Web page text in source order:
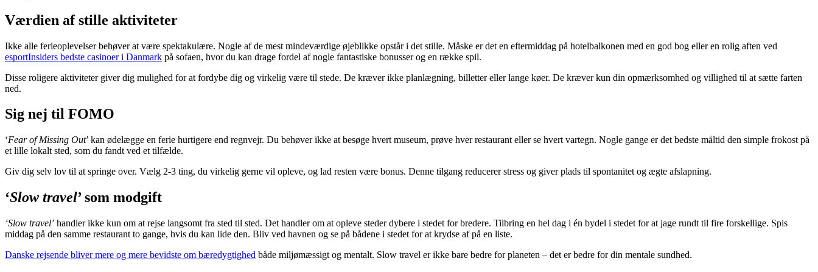
Værdien af stille aktiviteter
Ikke alle ferieoplevelser behøver at være spektakulære. Nogle af de mest mindeværdige øjeblikke opstår i det stille. Måske er det en eftermiddag på hotelbalkonen med en god bog eller en rolig aften ved
esportInsiders bedste casinoer i Danmark på sofaen, hvor du kan drage fordel af nogle fantastiske bonusser og en række spil.
Disse roligere aktiviteter giver dig mulighed for at fordybe dig og virkelig være til stede. De kræver ikke planlægning, billetter eller lange køer. De kræver kun din opmærksomhed og villighed til at sætte farten
ned.
Sig nej til FOMO
‘Fear of Missing Out’ kan ødelægge en ferie hurtigere end regnvejr. Du behøver ikke at besøge hvert museum, prøve hver restaurant eller se hvert vartegn. Nogle gange er det bedste måltid den simple frokost på
et lille lokalt sted, som du fandt ved et tilfælde.
Giv dig selv lov til at springe over. Vælg 2-3 ting, du virkelig gerne vil opleve, og lad resten være bonus. Denne tilgang reducerer stress og giver plads til spontanitet og ægte afslapning.
‘Slow travel’ som modgift
‘Slow travel’ handler ikke kun om at rejse langsomt fra sted til sted. Det handler om at opleve steder dybere i stedet for bredere. Tilbring en hel dag i én bydel i stedet for at jage rundt til fire forskellige. Spis
middag på den samme restaurant to gange, hvis du kan lide den. Bliv ved havnen og se på bådene i stedet for at krydse af på en liste.
Danske rejsende bliver mere og mere bevidste om bæredygtighed både miljømæssigt og mentalt. Slow travel er ikke bare bedre for planeten – det er bedre for din mentale sundhed.